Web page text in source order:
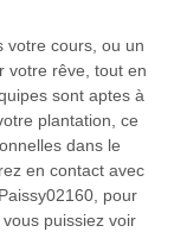
votre cours, ou un
votre rêve, tout en
sont aptes à
plantation, ce
dans le
en contact avec
pour
puissiez voir